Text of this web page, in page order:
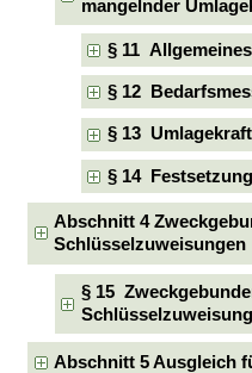
mangelnder
§ 11 Allgemeines
§ 12
§ 13
§ 14
Abschnitt 4
Schlüsselzuweisungen
§ 15
Abschnitt 5 Ausgleich